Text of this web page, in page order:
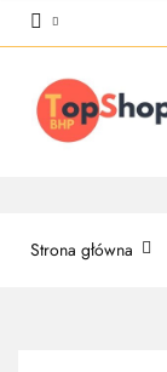
Strona główna